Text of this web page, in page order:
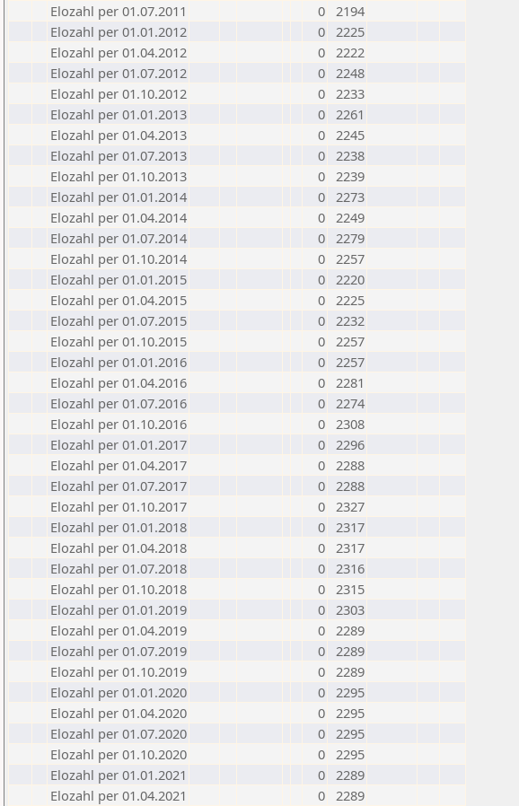
Elozahl per 01.07.2011
0 2194
Elozahl per 01.01.2012
0 2225
Elozahl per 01.04.2012
0 2222
Elozahl per 01.07.2012
0 2248
Elozahl per 01.10.2012
0 2233
Elozahl per 01.01.2013
0 2261
Elozahl per 01.04.2013
0 2245
Elozahl per 01.07.2013
0 2238
Elozahl per 01.10.2013
0 2239
Elozahl per 01.01.2014
0 2273
Elozahl per 01.04.2014
0 2249
Elozahl per 01.07.2014
0 2279
Elozahl per 01.10.2014
0 2257
Elozahl per 01.01.2015
0 2220
Elozahl per 01.04.2015
0 2225
Elozahl per 01.07.2015
0 2232
Elozahl per 01.10.2015
0 2257
Elozahl per 01.01.2016
0 2257
Elozahl per 01.04.2016
0 2281
Elozahl per 01.07.2016
0 2274
Elozahl per 01.10.2016
0 2308
Elozahl per 01.01.2017
0 2296
Elozahl per 01.04.2017
0 2288
Elozahl per 01.07.2017
0 2288
Elozahl per 01.10.2017
0 2327
Elozahl per 01.01.2018
0 2317
Elozahl per 01.04.2018
0 2317
Elozahl per 01.07.2018
0 2316
Elozahl per 01.10.2018
0 2315
Elozahl per 01.01.2019
0 2303
Elozahl per 01.04.2019
0 2289
Elozahl per 01.07.2019
0 2289
Elozahl per 01.10.2019
0 2289
Elozahl per 01.01.2020
0 2295
Elozahl per 01.04.2020
0 2295
Elozahl per 01.07.2020
0 2295
Elozahl per 01.10.2020
0 2295
Elozahl per 01.01.2021
0 2289
Elozahl per 01.04.2021
0 2289